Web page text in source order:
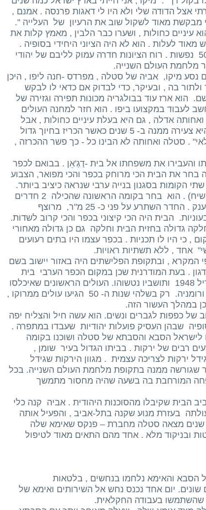
אצל הדודה שלי ולא היו לי דאגות פרנסה . אמנם ,
מבקשת מאוד לשקול שוב את הרעיון של העלייה ".
עיניים כחולות , ושערו כבר הלבין , מאמץ קלות את
לעלות . הוא לא היה הציוני היחידי בסופיה .
הקהילה היהודית בבולגריה מנתה כ- 50,000 נפשות . רוח הציונות חדרה עמוק לליבם של יהודי
מלחמת העולם השנייה.
נסע מיקו, אביה של סטלה , מפרדס -חנה ליפו , היכן
ולתור בה , ובעיקר, כדי לבדוק אם כדאי לו לבקש
הוא ארז עוד בבולגריה מכונות תפירה וגזירה של
לעבוד במקצועו ביפו . הוא חזר למחנה העולים
אדלה , גם היא בעלת עיניים כחולות , אבל
שערה ארוך ושזור בשתי צמות בלונדיניות והיא צעירה ממנה ב- 5 שנים כאשר הכריז בחיוך גדול
. סטלה ואחותה לא הבינו כל - כך פשר ההכרזה ,
והעבירו את משפחתו אל בית -דַגְ'אֵן . בבואם לכפר
בחר את הבית הכי מרוחק בכפר והכי מפואר, הצבוע
הקומות בסגנון בנייה ערבי שנראה כיציב ביותר.
הבית השתייך לאחד מעשירי הכפר ( אולי השיח) . הוא בחר בקומה הראשונה שהכילה 2 חדרים
גדולים ומרפסת גדולה מאוד. כל חדר היה ענק . החדר השתרע על פני כ- 25 מ"ר, מרוצף
הבית היה הכי קיצוני בכפר והכי קרוב לשדות.
גדולה בחזית הבית וחלקה גם כן גדולה מאחורי
כי היו לו תכניות . בכפר עצמו היו בתים רעועים
אחד , ללא תשתיות ראויות.
המקרא , ובתקופת הפלישתים היה באזור יישוב בשם
. בעת המודרנית שכן במקום הכפר הערבי בית
דג'אן שנכבש במסגרת "מבצע חמץ" באפריל 1948 ותושביו נטשוהו. העולים הראשונים שאיכלסו
אותו בסיום הקרבות הגיעו מבולגריה ,פולין ורומניה. רק בשלהי שנות ה- 50 הגיעו עולים ממרוקו ,
כן במהלך העשור הזה.
של כפפות לגברים ונשים. הוא עשה חיל והצליח יפה
שבהן העסיק פועלות יהודיות שעבדו במתפרה .
מעטים , במארס 1949, עלו לישראל הסבא והסבתא של סטלה ושוכנו בקומה
רבים של ירקות . בביתו הגדול בעיר שומן ,
ירקות לצריכה עצמית . מגוון הירקות שגידל
שגורשה ממנה בתקופת מלחמת העולם השנייה. בכל
המורחבת בה בשעה שהיה מחסור מתמשך
הבית שקיבלו מהסוכנות היהודית . אביה קנה כלי
בעזרת מנוע שקנה בתל-אביב , והפעיל אותה
מצאה סטלה מחברת – פנקס שאימא שלה
ובניקוד מלא . אחד מהם התאים מאוד לטיפול
והאימא נלחמו בנחשים , בלטאות
שונים. יום אחד נכנס נחש אל השירותים ואימא של
בעבודה החקלאית.